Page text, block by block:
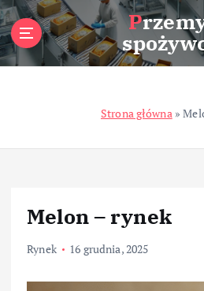
S
k
i
p
n
Przemysł
Strona główna »
Melon – rynek
Rynek 16 grudnia, 2025